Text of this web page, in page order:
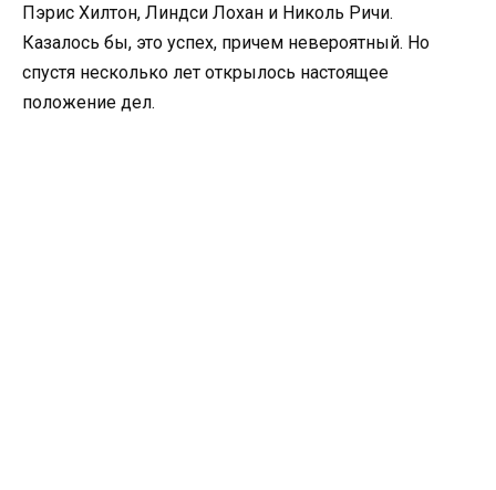
Пэрис Хилтон, Линдси Лохан и Николь Ричи.
Казалось бы, это успех, причем невероятный. Но
спустя несколько лет открылось настоящее
положение дел.